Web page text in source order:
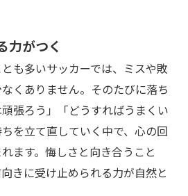
力がつく
も多いサッカーでは、ミスや敗
くありません。そのたびに落ち
張ろう」「どうすればうまくい
を立て直していく中で、心の回
ます。悔しさと向き合うこと
きに受け止められる力が自然と